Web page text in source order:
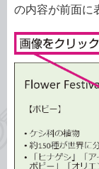
の内容が前面に